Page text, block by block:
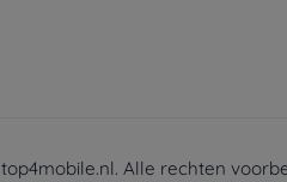
top4mobile.nl. Alle rechten